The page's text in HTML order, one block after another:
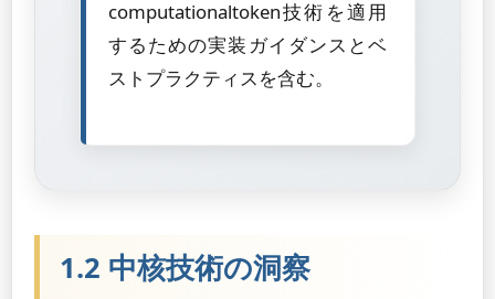
computationaltoken技術を適用
するための実装ガイダンスとベ
ストプラクティスを含む。
1.2 中核技術の洞察